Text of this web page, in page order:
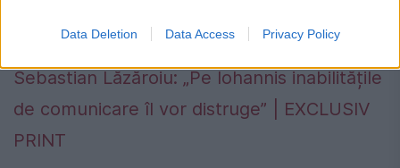
Data Deletion Data Access Privacy Policy